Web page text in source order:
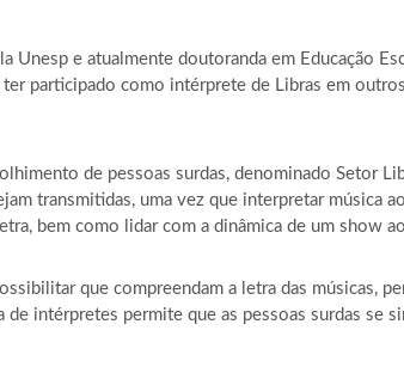
Unesp e atualmente doutoranda em Educação
participado como intérprete de Libras em
de pessoas surdas, denominado Setor
transmitidas, uma vez que interpretar música
bem como lidar com a dinâmica de um show
que compreendam a letra das músicas,
intérpretes permite que as pessoas surdas se